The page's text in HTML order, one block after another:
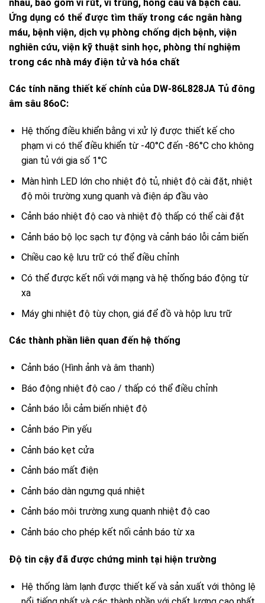
nhau, bao gồm vi rút, vi trùng, hồng cầu và bạch cầu.
Ứng dụng có thể được tìm thấy trong các ngân hàng
máu, bệnh viện, dịch vụ phòng chống dịch bệnh, viện
nghiên cứu, viện kỹ thuật sinh học, phòng thí nghiệm
trong các nhà máy điện tử và hóa chất
Các tính năng thiết kế chính của DW-86L828JA Tủ đông
âm sâu 86oC:
Hệ thống điều khiển bằng vi xử lý được thiết kế cho
phạm vi có thể điều khiển từ -40°C đến -86°C cho không
gian tủ với gia số 1°C
Màn hình LED lớn cho nhiệt độ tủ, nhiệt độ cài đặt, nhiệt
độ môi trường xung quanh và điện áp đầu vào
Cảnh báo nhiệt độ cao và nhiệt độ thấp có thể cài đặt
Cảnh báo bộ lọc sạch tự động và cảnh báo lỗi cảm biến
Chiều cao kệ lưu trữ có thể điều chỉnh
Có thể được kết nối với mạng và hệ thống báo động từ
xa
Máy ghi nhiệt độ tùy chọn, giá để đồ và hộp lưu trữ
Các thành phần liên quan đến hệ thống
Cảnh báo (Hình ảnh và âm thanh)
Báo động nhiệt độ cao / thấp có thể điều chỉnh
Cảnh báo lỗi cảm biến nhiệt độ
Cảnh báo Pin yếu
Cảnh báo kẹt cửa
Cảnh báo mất điện
Cảnh báo dàn ngưng quá nhiệt
Cảnh báo môi trường xung quanh nhiệt độ cao
Cảnh báo cho phép kết nối cảnh báo từ xa
Độ tin cậy đã được chứng minh tại hiện trường
Hệ thống làm lạnh được thiết kế và sản xuất với thông lệ